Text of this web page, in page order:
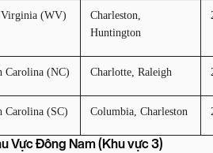
Virginia (WV)
Charleston,
Huntington
Carolina (NC) Charlotte, Raleigh
Carolina (SC) Columbia, Charleston
Vực Đông Nam (Khu vực 3)